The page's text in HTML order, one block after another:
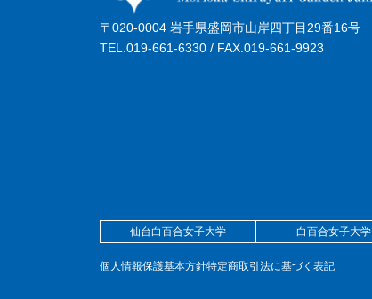
〒020-0004 岩手県盛岡市山岸四丁目29番16号
TEL.019-661-6330 / FAX.019-661-9923
仙台白百合女子大学 白百合女子大学
個人情報保護基本方針特定商取引法に基づく表記